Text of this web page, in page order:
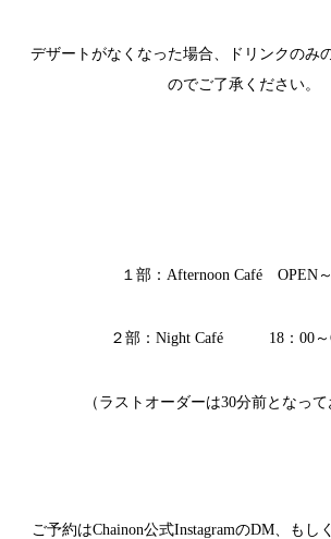
デザートがなくなった場合、ドリンクのみ
のでご了承ください。
１部：Afternoon Café OPEN
２部：Night Café 18：00～
（ラストオーダーは30分前となって
ご予約はChainon公式InstagramのDM、もし